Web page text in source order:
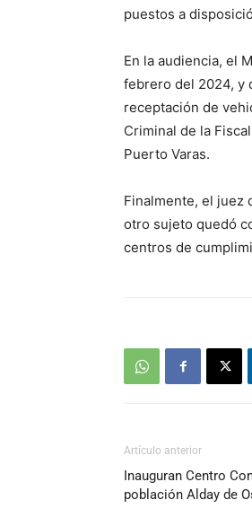
puestos a
En la audiencia, el
febrero del 2024, y
receptación de
Criminal de la
Puerto Varas.
Finalmente, el juez
otro sujeto quedó
centros de
Artículo anterior
Inauguran Centro
población Alday de